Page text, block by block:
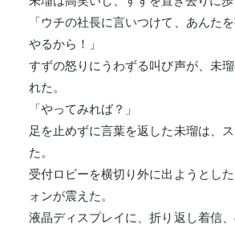
「ウチの社長に言いつけて、あんた
やるから！」
すずの怒りにうわずる叫び声が、未
れた。
「やってみれば？」
足を止めずに言葉を返した未瑠は、
た。
受付ロビーを横切り外に出ようとし
ォンが震えた。
液晶ディスプレイに、折り返し着信